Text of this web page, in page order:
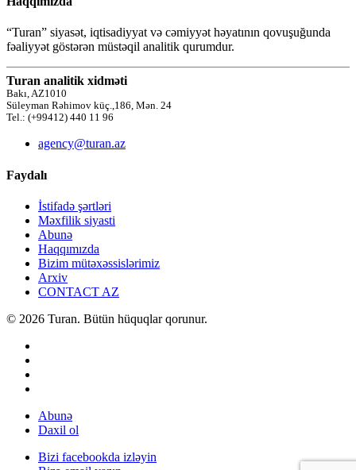
“Turan” siyasət, iqtisadiyyat və cəmiyyət həyatının qovuşuğunda
fəaliyyət göstərən müstəqil analitik qurumdur.
Turan analitik xidməti
Bakı, AZ1010
Süleyman Rəhimov küç.,186, Mən. 24
Tel.: (+99412) 440 11 96
agency@turan.az
Faydalı
İstifadə şərtləri
Məxfilik siyasti
Abunə
Haqqımızda
Bizim mütəxəssislərimiz
Arxiv
CONTACT AZ
© 2026 Turan. Bütün hüquqlar qorunur.
Abunə
Daxil ol
Bizi facebookda izləyin